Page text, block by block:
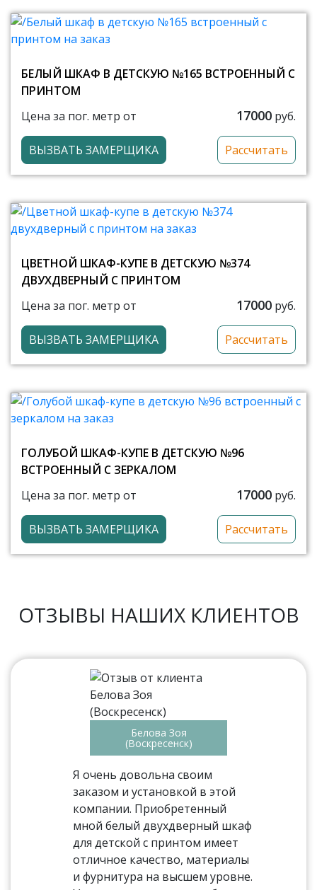
БЕЛЫЙ ШКАФ В ДЕТСКУЮ №165 ВСТРОЕННЫЙ С
ПРИНТОМ
Цена за пог. метр от
17000 руб.
ВЫЗВАТЬ ЗАМЕРЩИКА Рассчитать
ЦВЕТНОЙ ШКАФ-КУПЕ В ДЕТСКУЮ №374
ДВУХДВЕРНЫЙ С ПРИНТОМ
Цена за пог. метр от
17000 руб.
ВЫЗВАТЬ ЗАМЕРЩИКА Рассчитать
ГОЛУБОЙ ШКАФ-КУПЕ В ДЕТСКУЮ №96
ВСТРОЕННЫЙ С ЗЕРКАЛОМ
Цена за пог. метр от
17000 руб.
ВЫЗВАТЬ ЗАМЕРЩИКА Рассчитать
ОТЗЫВЫ НАШИХ КЛИЕНТОВ
Белова Зоя
(Воскресенск)
Я очень довольна своим
заказом и установкой в этой
компании. Приобретенный
мной белый двухдверный шкаф
для детской с принтом имеет
отличное качество, материалы
и фурнитура на высшем уровне.